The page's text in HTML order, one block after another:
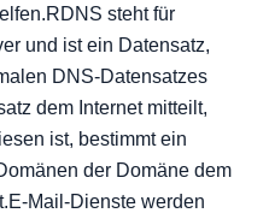
steht für
und ist ein Datensatz,
DNS-Datensatzes
dem Internet mitteilt,
ist, bestimmt ein
der Domäne dem
Mail-Dienste werden